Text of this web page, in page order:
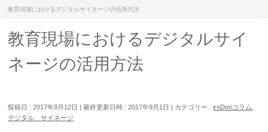
教育現場におけるデジタルサイネージの活用方法
教育現場におけるデジタルサイ
ネージの活用方法
投稿日 : 2017年9月12日 最終更新日時 : 2017年9月1日 カテゴリー :iroDoriコラム
デジタル サイネージ